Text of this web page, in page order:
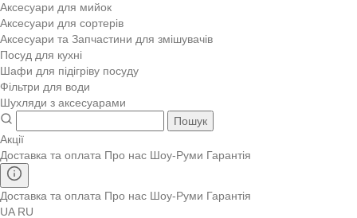
Аксесуари для мийок
Аксесуари для сортерів
Аксесуари та Запчастини для змішувачів
Посуд для кухні
Шафи для підігріву посуду
Фільтри для води
Шухляди з аксесуарами
Пошук
Акції
Доставка та оплата Про нас Шоу-Руми Гарантія
Доставка та оплата Про нас Шоу-Руми Гарантія
UA RU